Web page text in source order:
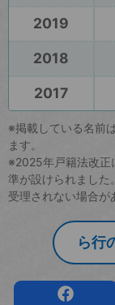
2019
2018
2017
※掲載している名前
ます。
※2025年戸籍法改正
準が設けられました
受理されない場合が
ら行